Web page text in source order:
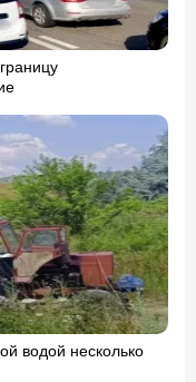
водой несколько